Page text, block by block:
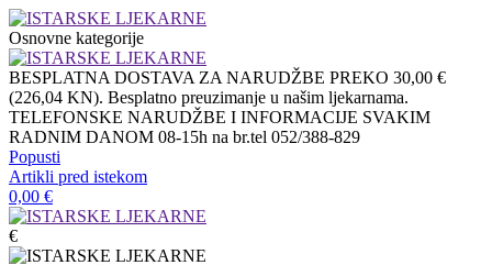
Osnovne kategorije
BESPLATNA DOSTAVA ZA NARUDŽBE PREKO 30,00 €
(226,04 KN). Besplatno preuzimanje u našim ljekarnama.
TELEFONSKE NARUDŽBE I INFORMACIJE SVAKIM
RADNIM DANOM 08-15h na br.tel 052/388-829
Popusti
Artikli pred istekom
0,00 €
€